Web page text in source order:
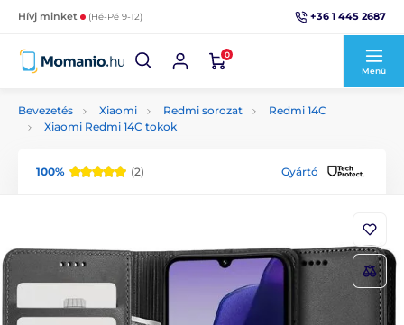
Hívj minket (Hé-Pé 9-12) +36 1 445 2687
0
Menü
Bevezetés Xiaomi Redmi sorozat
Redmi 14C
Xiaomi Redmi 14C tokok
100% (2) Gyártó